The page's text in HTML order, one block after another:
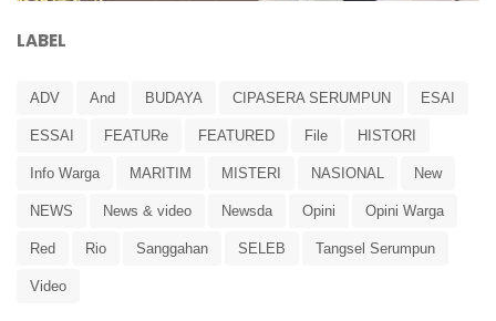
LABEL
ADV And BUDAYA CIPASERA SERUMPUN ESAI
ESSAI FEATURe FEATURED File HISTORI
Info Warga MARITIM MISTERI NASIONAL New
NEWS News & video Newsda Opini Opini Warga
Red Rio Sanggahan SELEB Tangsel Serumpun
Video